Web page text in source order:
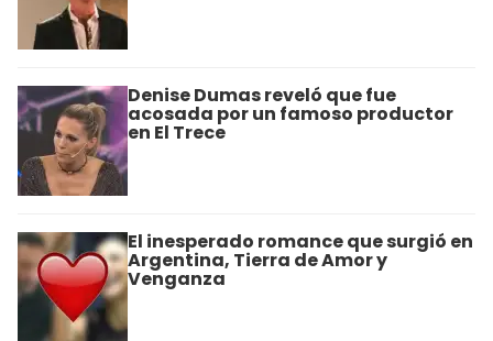
Denise Dumas reveló que fue
acosada por un famoso productor
en El Trece
El inesperado romance que surgió en
Argentina, Tierra de Amor y
Venganza